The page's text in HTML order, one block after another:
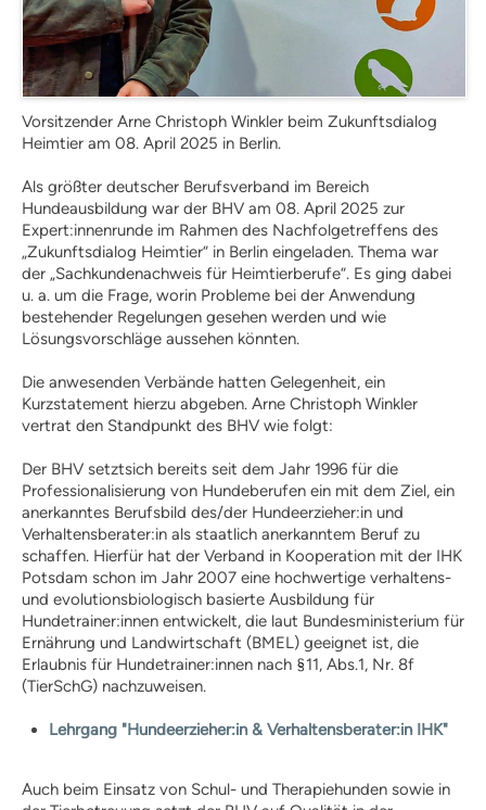
Multimedia
Audios: BHV Podcast
Videos: Online-Diskussionsrunden
BHV Service UG
BHV-Service UG
Hinweise zum Datenschutz
Hundetrainer
Nachrichten
Weiterbildung
Hundetrainer als Beruf
IHK-Zertifikat
Anmeldung |
Voraussetzungen
Kosten
Praxisbetriebe
Fachpraktischer
Leistungsnachweis
Geschichte
Tiergestützte Intervention (IHK)
Praxisbetriebe
Multimedia
Audios: BHV Podcast
Videos: Online-Diskussionsrunden
Service
Downloads für Hundetrainer
Hundetrainer werden im BHV
Bekanntmachungen
Mitgliederbetriebe
Vorsitzender Arne Christoph Winkler beim Zukunftsdialog
Heimtier am 08. April 2025 in Berlin.
Als größter deutscher Berufsverband im Bereich
Hundeausbildung war der BHV am 08. April 2025 zur
Expert:innenrunde im Rahmen des Nachfolgetreffens des
„Zukunftsdialog Heimtier“ in Berlin eingeladen. Thema war
der „Sachkundenachweis für Heimtierberufe“. Es ging dabei
u. a. um die Frage, worin Probleme bei der Anwendung
bestehender Regelungen gesehen werden und wie
Lösungsvorschläge aussehen könnten.
Die anwesenden Verbände hatten Gelegenheit, ein
Kurzstatement hierzu abgeben. Arne Christoph Winkler
vertrat den Standpunkt des BHV wie folgt:
Der BHV setztsich bereits seit dem Jahr 1996 für die
Professionalisierung von Hundeberufen ein mit dem Ziel, ein
anerkanntes Berufsbild des/der Hundeerzieher:in und
Verhaltensberater:in als staatlich anerkanntem Beruf zu
schaffen. Hierfür hat der Verband in Kooperation mit der IHK
Potsdam schon im Jahr 2007 eine hochwertige verhaltens-
und evolutionsbiologisch basierte Ausbildung für
Hundetrainer:innen entwickelt, die laut Bundesministerium für
Ernährung und Landwirtschaft (BMEL) geeignet ist, die
Erlaubnis für Hundetrainer:innen nach §11, Abs.1, Nr. 8f
(TierSchG) nachzuweisen.
Lehrgang "Hundeerzieher:in & Verhaltensberater:in IHK"
Auch beim Einsatz von Schul- und Therapiehunden sowie in